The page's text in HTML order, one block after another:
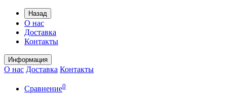
Назад
О нас
Доставка
Контакты
Информация
О нас Доставка Контакты
Сравнение0